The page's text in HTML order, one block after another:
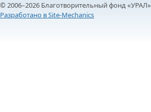
© 2006–2026 Благотворительный фонд «УРАЛ»
Разработано в Site-Mechanics